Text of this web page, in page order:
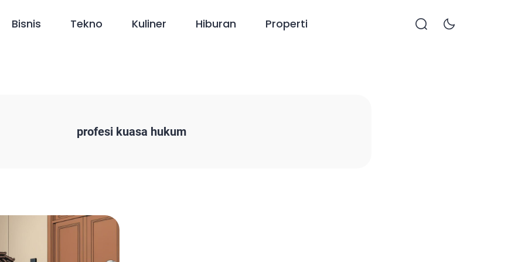
Bisnis Tekno Kuliner Hiburan Properti
profesi kuasa hukum